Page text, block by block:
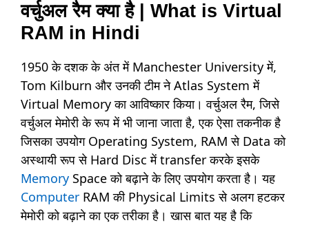
वर्चुअल रैम क्या है | What is Virtual
RAM in Hindi
1950 के दशक के अंत में Manchester University में,
Tom Kilburn और उनकी टीम ने Atlas System में
Virtual Memory का आविष्कार किया। वर्चुअल रैम, जिसे
वर्चुअल मेमोरी के रूप में भी जाना जाता है, एक ऐसा तकनीक है
जिसका उपयोग Operating System, RAM से Data को
अस्थायी रूप से Hard Disc में transfer करके इसके
Memory Space को बढ़ाने के लिए उपयोग करता है। यह
Computer RAM की Physical Limits से अलग हटकर
मेमोरी को बढ़ाने का एक तरीका है। खास बात यह है कि